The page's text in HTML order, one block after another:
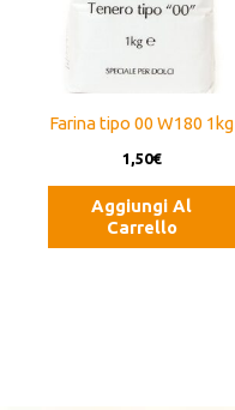
Farina tipo 00 W180 1kg
1,50€
Aggiungi Al
Carrello